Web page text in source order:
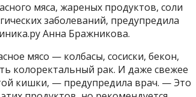
мяса, жареных продуктов, соли
заболеваний, предупредила
Анна Бражникова.
мясо — колбасы, сосиски, бекон,
колоректальный рак. И даже свежее
кишки, — предупредила врач. — Это